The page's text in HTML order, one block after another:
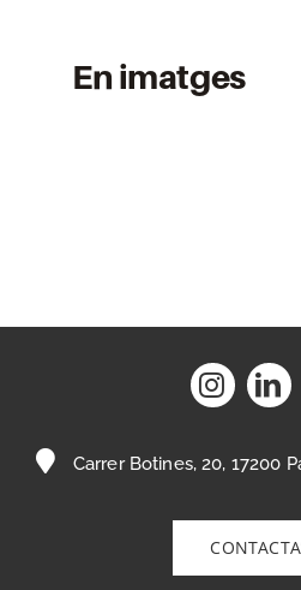
En imatges
Carrer Botines, 20, 17200